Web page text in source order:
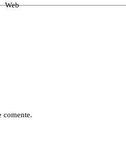
Web
comente.